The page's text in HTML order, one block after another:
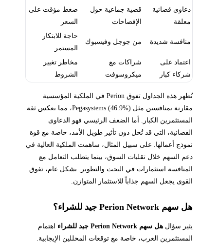
دعاوى قضائية
معلقة
قضية جماعية حول
الإفصاحات
ضغط مؤقت على
السعر
منافسة شديدة من جوجل وفيسبوك
حاجة للابتكار
المستمر
اعتماد على
شركاء كبار
شراكات مع
ميكروسوفت
مخاطر تغيير
الشروط
تُظهر هذه الجداول تفوق Perion في الملكية المؤسسية
مقارنة بمنافسين مثل Pegasystems (46.9%)، مما يعكس ثقة
المستثمرين الكبار. أما الضعف الرئيسي فهو الدعاوى
القضائية، التي قد تُحل دون تأثير طويل الأمد، خاصة مع قوة
نموذج أعمالها. على سبيل المثال، ساهمت الملكية العالية في
دعم السهم خلال تقلبات السوق، بينما يتطلب التعامل مع
المنافسة استثمارات في البحث والتطوير. بشكل عام، تفوق
القوى يجعل السهم جذاباً للاستثمار المتوازن.
هل سهم Perion Network جيد للشراء؟
يثير سؤال هل سهم Perion Network جيد للشراء
اهتمام
المستثمرين العرب، خاصة مع توقعات المحللين الإيجابية.